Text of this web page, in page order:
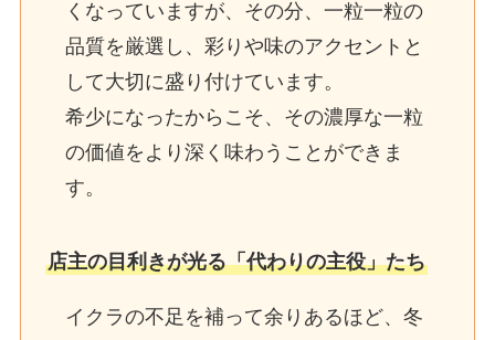
くなっていますが、その分、一粒一粒の
品質を厳選し、彩りや味のアクセントと
して大切に盛り付けています。
希少になったからこそ、その濃厚な一粒
の価値をより深く味わうことができま
す。
店主の目利きが光る「代わりの主役」たち
イクラの不足を補って余りあるほど、冬